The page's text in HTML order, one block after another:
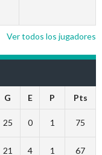
Ver todos los jugadores
G E P Pts
25 0 1 75
21 4 1 67